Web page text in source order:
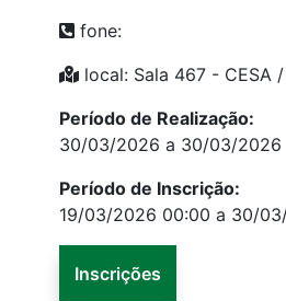
fone:
local: Sala 467 - CESA
Período de Realização:
30/03/2026 a 30/03/2026
Período de Inscrição:
19/03/2026 00:00 a 30/
Inscrições